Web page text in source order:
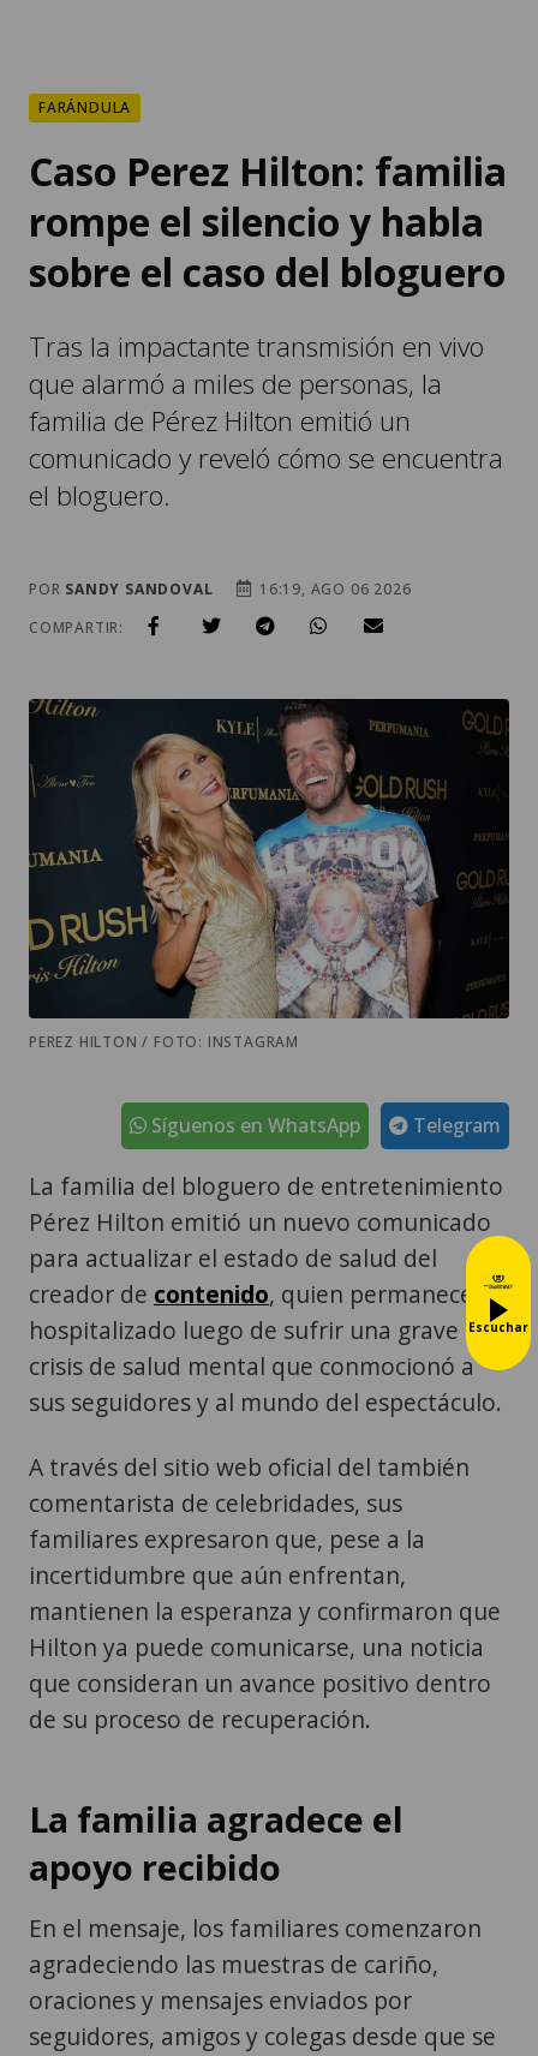
FARÁNDULA
Caso Perez Hilton: familia
rompe el silencio y habla
sobre el caso del bloguero
Tras la impactante transmisión en vivo
que alarmó a miles de personas, la
familia de Pérez Hilton emitió un
comunicado y reveló cómo se encuentra
el bloguero.
POR SANDY SANDOVAL
16:19, AGO 06 2026
COMPARTIR:
PEREZ HILTON / FOTO: INSTAGRAM
Telegram
Síguenos en WhatsApp
La familia del bloguero de entretenimiento
Pérez Hilton emitió un nuevo comunicado
para actualizar el estado de salud del
creador de contenido, quien permanece
hospitalizado luego de sufrir una grave
crisis de salud mental que conmocionó a
sus seguidores y al mundo del espectáculo.
A través del sitio web oficial del también
comentarista de celebridades, sus
familiares expresaron que, pese a la
incertidumbre que aún enfrentan,
mantienen la esperanza y confirmaron que
Hilton ya puede comunicarse, una noticia
que consideran un avance positivo dentro
de su proceso de recuperación.
La familia agradece el
apoyo recibido
En el mensaje, los familiares comenzaron
agradeciendo las muestras de cariño,
oraciones y mensajes enviados por
seguidores, amigos y colegas desde que se
Escuchar